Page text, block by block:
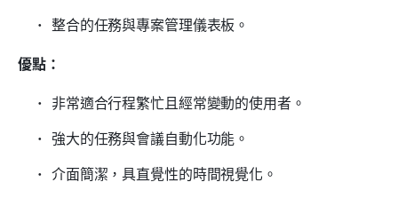
整合的任務與專案管理儀表板。
優點：
非常適合行程繁忙且經常變動的使用者。
強大的任務與會議自動化功能。
介面簡潔，具直覺性的時間視覺化。